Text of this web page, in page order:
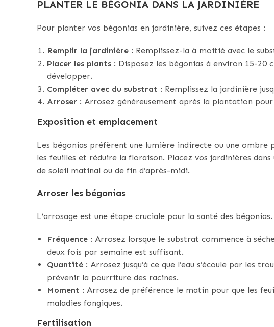
PLANTER LE BÉGONIA DANS LA JARDINIÈRE
Pour planter vos bégonias en jardinière, suivez ces étapes :
Remplir la jardinière : Remplissez-la à moitié avec le
Placer les plants : Disposez les bégonias à environ 15-20
développer.
Compléter avec du substrat : Remplissez la jardinière
Arroser : Arrosez généreusement après la plantation
Exposition et emplacement
Les bégonias préfèrent une lumière indirecte ou une
les feuilles et réduire la floraison. Placez vos jardinières
de soleil matinal ou de fin d’après-midi.
Arroser les bégonias
L’arrosage est une étape cruciale pour la santé des
Fréquence : Arrosez lorsque le substrat commence à
deux fois par semaine est suffisant.
Quantité : Arrosez jusqu’à ce que l’eau s’écoule par les
prévenir la pourriture des racines.
Moment : Arrosez de préférence le matin pour que les
maladies fongiques.
Fertilisation